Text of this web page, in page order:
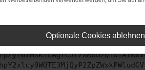
uns bitte. Wir werden versuchen,
Optionale Cookies ablehnen